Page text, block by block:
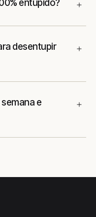
entupido?
desentupir
e